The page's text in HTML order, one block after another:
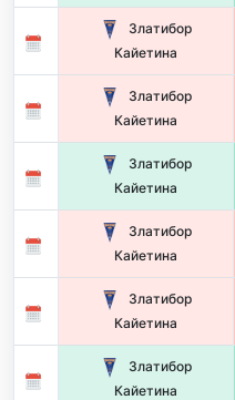
Златибор
Кайетина
Златибор
Кайетина
Златибор
Кайетина
Златибор
Кайетина
Златибор
Кайетина
Златибор
Кайетина